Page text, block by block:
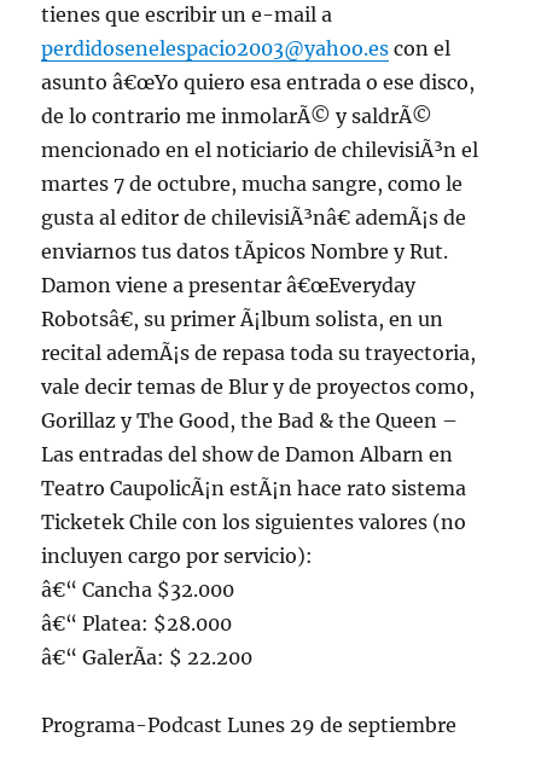
tienes que escribir un e-mail a
perdidosenelespacio2003@yahoo.es con el
asunto â€œYo quiero esa entrada o ese disco,
de lo contrario me inmolarÃ© y saldrÃ©
mencionado en el noticiario de chilevisiÃ³n el
martes 7 de octubre, mucha sangre, como le
gusta al editor de chilevisiÃ³nâ€ ademÃ¡s de
enviarnos tus datos tÃ­picos Nombre y Rut.
Damon viene a presentar â€œEveryday
Robotsâ€, su primer Ã¡lbum solista, en un
recital ademÃ¡s de repasa toda su trayectoria,
vale decir temas de Blur y de proyectos como,
Gorillaz y The Good, the Bad & the Queen –
Las entradas del show de Damon Albarn en
Teatro CaupolicÃ¡n estÃ¡n hace rato sistema
Ticketek Chile con los siguientes valores (no
incluyen cargo por servicio):
â€“ Cancha $32.000
â€“ Platea: $28.000
â€“ GalerÃ­a: $ 22.200
Programa-Podcast Lunes 29 de septiembre